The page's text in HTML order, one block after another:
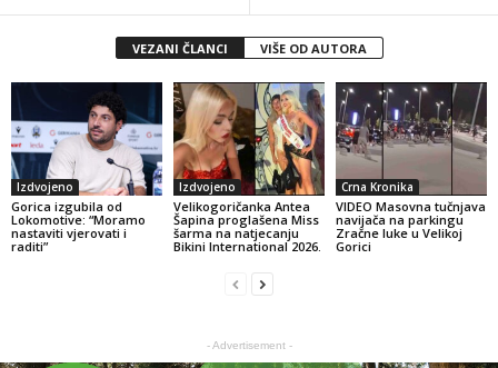
VEZANI ČLANCI VIŠE OD AUTORA
Izdvojeno
Gorica izgubila od
Lokomotive: “Moramo
nastaviti vjerovati i
raditi”
Izdvojeno
Velikogoričanka Antea
Šapina proglašena Miss
šarma na natjecanju
Bikini International 2026.
Crna Kronika
VIDEO Masovna tučnjava
navijača na parkingu
Zračne luke u Velikoj
Gorici
- Advertisement -